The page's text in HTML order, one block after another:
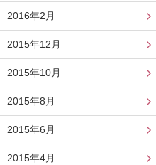
2016年2月
2015年12月
2015年10月
2015年8月
2015年6月
2015年4月